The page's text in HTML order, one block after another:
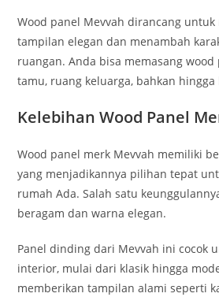
Wood panel Mevvah dirancang
tampilan elegan dan menambah
ruangan. Anda bisa memasang
tamu, ruang keluarga, bahkan
Kelebihan Wood Panel
Wood panel merk Mevvah memiliki
yang menjadikannya pilihan tepat
rumah Ada. Salah satu
beragam dan warna elegan.
Panel dinding dari Mevvah ini cocok
interior, mulai dari klasik hingga
memberikan tampilan alami seperti